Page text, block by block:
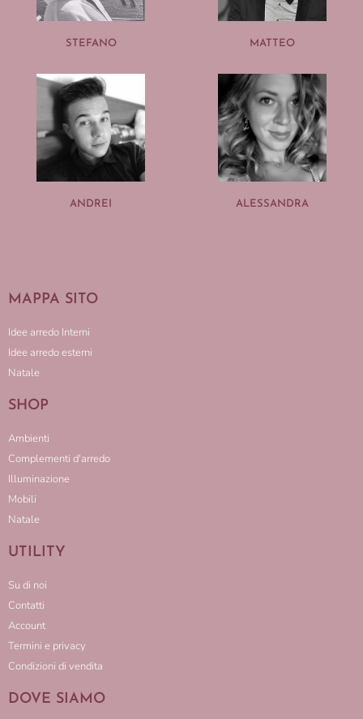
STEFANO MATTEO
ANDREI ALESSANDRA
MAPPA SITO
Idee arredo Interni
Idee arredo esterni
Natale
SHOP
Ambienti
Complementi d'arredo
Illuminazione
Mobili
Natale
UTILITY
Su di noi
Contatti
Account
Termini e privacy
Condizioni di vendita
DOVE SIAMO